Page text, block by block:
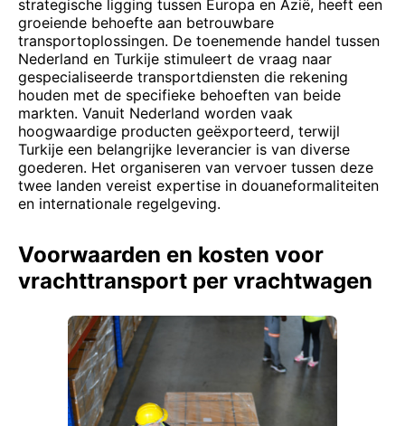
strategische ligging tussen Europa en Azië, heeft een
groeiende behoefte aan betrouwbare
transportoplossingen. De toenemende handel tussen
Nederland en Turkije stimuleert de vraag naar
gespecialiseerde transportdiensten die rekening
houden met de specifieke behoeften van beide
markten. Vanuit Nederland worden vaak
hoogwaardige producten geëxporteerd, terwijl
Turkije een belangrijke leverancier is van diverse
goederen. Het organiseren van vervoer tussen deze
twee landen vereist expertise in douaneformaliteiten
en internationale regelgeving.
Voorwaarden en kosten voor
vrachttransport per vrachtwagen